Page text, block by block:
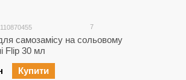
7
самозамісу на сольовому
Flip 30 мл
Купити